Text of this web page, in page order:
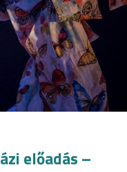
előadás –